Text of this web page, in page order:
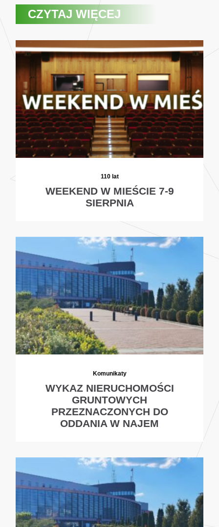
CZYTAJ WIĘCEJ
110 lat
WEEKEND W MIEŚCIE 7-9
SIERPNIA
Komunikaty
WYKAZ NIERUCHOMOŚCI
GRUNTOWYCH
PRZEZNACZONYCH DO
ODDANIA W NAJEM